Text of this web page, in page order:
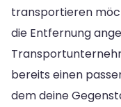
transportieren
die Entfernung
bereits einen
dem deine